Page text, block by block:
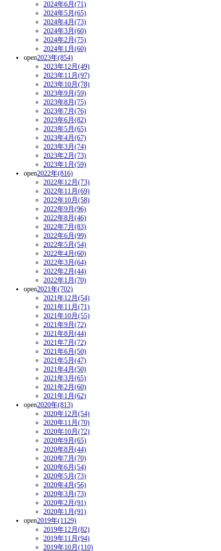
2024年6月(71)
2024年5月(65)
2024年4月(73)
2024年3月(60)
2024年2月(75)
2024年1月(60)
open2023年(854)
2023年12月(49)
2023年11月(97)
2023年10月(78)
2023年9月(59)
2023年8月(75)
2023年7月(76)
2023年6月(82)
2023年5月(65)
2023年4月(67)
2023年3月(74)
2023年2月(73)
2023年1月(59)
open2022年(816)
2022年12月(73)
2022年11月(69)
2022年10月(58)
2022年9月(96)
2022年8月(46)
2022年7月(83)
2022年6月(99)
2022年5月(54)
2022年4月(60)
2022年3月(64)
2022年2月(44)
2022年1月(70)
open2021年(702)
2021年12月(54)
2021年11月(71)
2021年10月(55)
2021年9月(72)
2021年8月(44)
2021年7月(72)
2021年6月(50)
2021年5月(47)
2021年4月(50)
2021年3月(65)
2021年2月(60)
2021年1月(62)
open2020年(813)
2020年12月(54)
2020年11月(70)
2020年10月(72)
2020年9月(65)
2020年8月(44)
2020年7月(70)
2020年6月(54)
2020年5月(73)
2020年4月(56)
2020年3月(73)
2020年2月(91)
2020年1月(91)
open2019年(1129)
2019年12月(82)
2019年11月(94)
2019年10月(110)